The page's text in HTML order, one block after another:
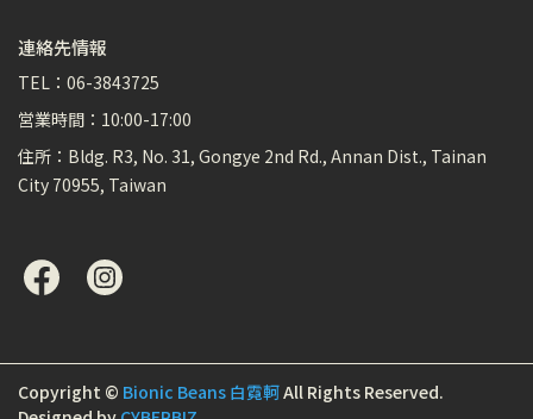
連絡先情報
TEL：06-3843725
営業時間：10:00-17:00
住所：Bldg. R3, No. 31, Gongye 2nd Rd., Annan Dist., Tainan
City 70955, Taiwan
Copyright © Bionic Beans 白霓軻All Rights Reserved.